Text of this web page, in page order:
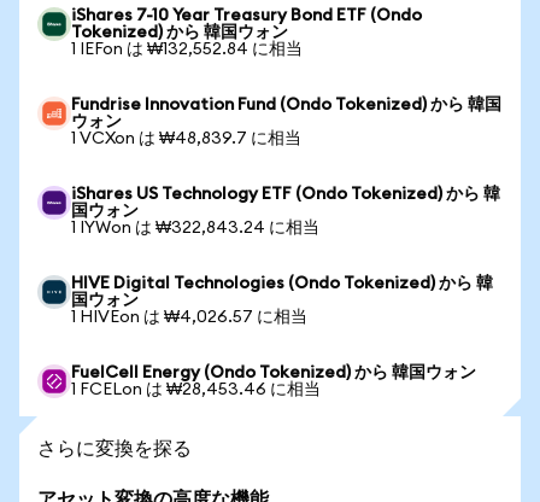
iShares 7-10 Year Treasury Bond ETF (Ondo
Tokenized) から 韓国ウォン
1 IEFon は ₩132,552.84 に相当
Fundrise Innovation Fund (Ondo Tokenized) から 韓国
ウォン
1 VCXon は ₩48,839.7 に相当
iShares US Technology ETF (Ondo Tokenized) から 韓
国ウォン
1 IYWon は ₩322,843.24 に相当
HIVE Digital Technologies (Ondo Tokenized) から 韓
国ウォン
1 HIVEon は ₩4,026.57 に相当
FuelCell Energy (Ondo Tokenized) から 韓国ウォン
1 FCELon は ₩28,453.46 に相当
さらに変換を探る